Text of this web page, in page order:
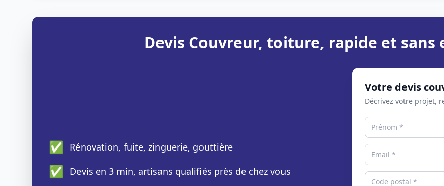
Devis Couvreur, toiture, rapide et sans
✅ Rénovation, fuite, zinguerie, gouttière
✅ Devis en 3 min, artisans qualifiés près de chez vous
Votre devis
Décrivez votre projet,